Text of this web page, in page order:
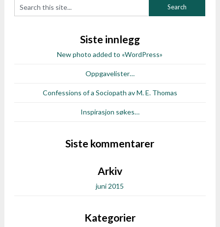
Siste innlegg
New photo added to «WordPress»
Oppgavelister…
Confessions of a Sociopath av M. E. Thomas
Inspirasjon søkes…
Siste kommentarer
Arkiv
juni 2015
Kategorier